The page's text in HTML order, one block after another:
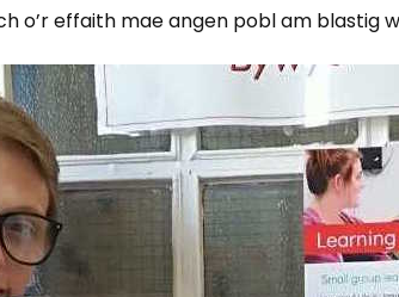
o’r effaith mae angen pobl am